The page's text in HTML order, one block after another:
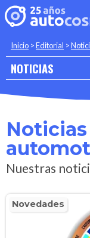
Inicio >Editorial >
NOTICIAS
Nuestras
Novedades